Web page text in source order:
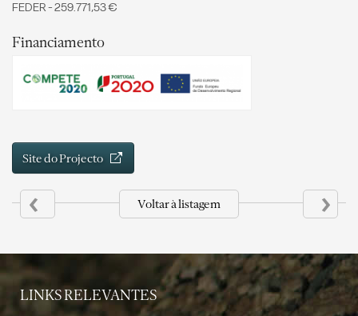
FEDER - 259.771,53 €
Financiamento
Site do Projecto
‹ Voltar à listagem ›
LINKS RELEVANTES